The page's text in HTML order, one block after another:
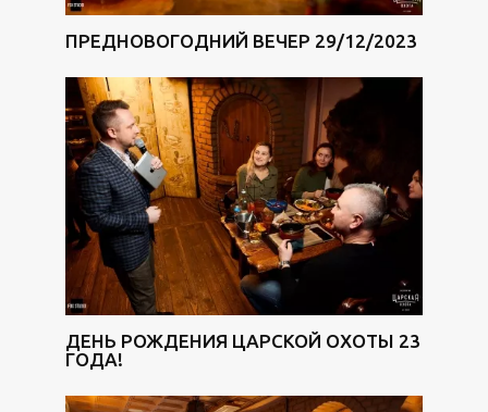
ПРЕДНОВОГОДНИЙ ВЕЧЕР 29/12/2023
ДЕНЬ РОЖДЕНИЯ ЦАРСКОЙ ОХОТЫ 23
ГОДА!